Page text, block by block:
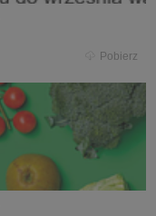
Pobierz